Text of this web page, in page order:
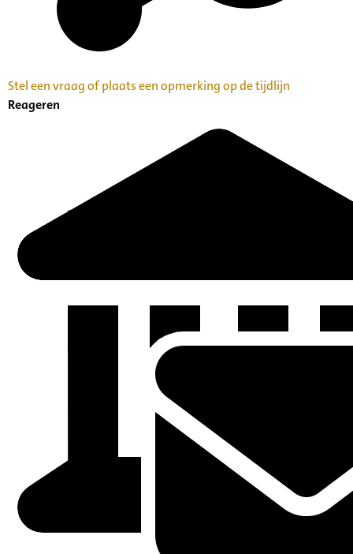
Stel een vraag of plaats een opmerking op de tijdlijn
Reageren